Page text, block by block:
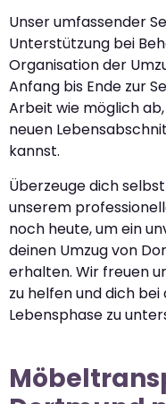
Unser umfassender
Unterstützung bei
Organisation der
Anfang bis Ende zur
Arbeit wie möglich
neuen
kannst.
Überzeuge dich
unserem
noch heute, um ein
deinen Umzug von
erhalten. Wir freuen
zu helfen und dich
Lebensphase zu